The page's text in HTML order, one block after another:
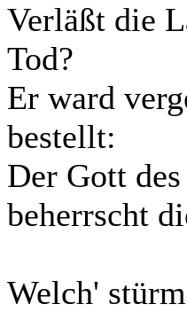
Verläßt die
Tod?
Er ward
bestellt:
Der Gott
beherrscht
Welch'